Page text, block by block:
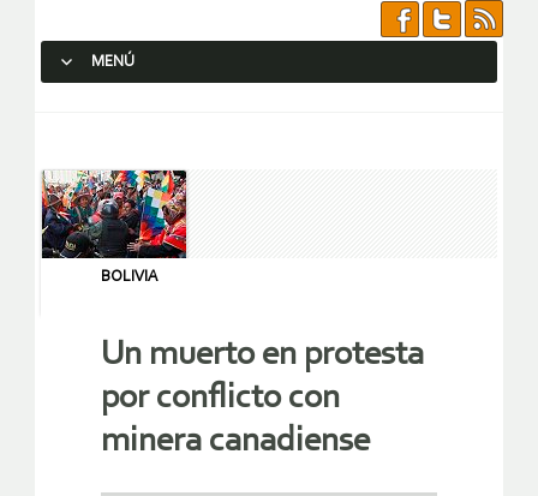
MENÚ
BOLIVIA
Un muerto en protesta
por conflicto con
minera canadiense